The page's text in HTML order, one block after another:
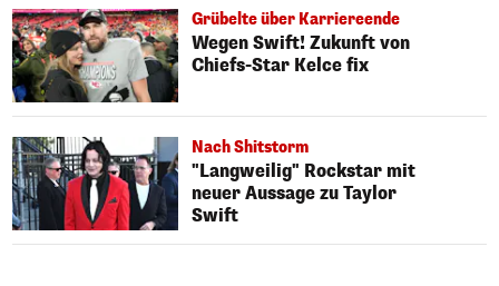
Grübelte über Karriereende
Wegen Swift! Zukunft von
Chiefs-Star Kelce fix
Nach Shitstorm
"Langweilig" Rockstar mit
neuer Aussage zu Taylor
Swift